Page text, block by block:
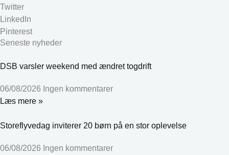
Twitter
LinkedIn
Pinterest
Seneste nyheder
DSB varsler weekend med ændret togdrift
06/08/2026 Ingen kommentarer
Læs mere »
Storeflyvedag inviterer 20 børn på en stor oplevelse
06/08/2026 Ingen kommentarer